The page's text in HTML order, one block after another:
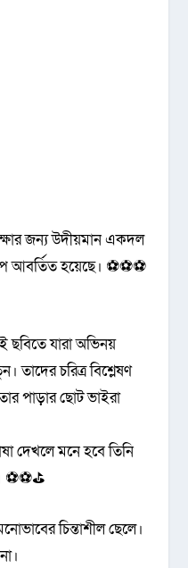
জন্য উদীয়মান একদল
আবর্তিত হয়েছে। ⚽⚽⚽
ছবিতে যারা অভিনয়
তাদের চরিত্র বিশ্লেষণ
পাড়ার ছোট ভাইরা
দেখলে মনে হবে তিনি
চিন্তাশীল ছেলে।